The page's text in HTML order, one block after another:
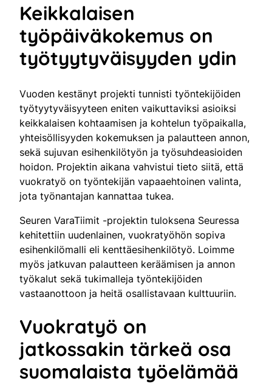
Keikkalaisen
työpäiväkokemus on
työtyytyväisyyden ydin
Vuoden kestänyt projekti tunnisti työntekijöiden
työtyytyväisyyteen eniten vaikuttaviksi asioiksi
keikkalaisen kohtaamisen ja kohtelun työpaikalla,
yhteisöllisyyden kokemuksen ja palautteen annon,
sekä sujuvan esihenkilötyön ja työsuhdeasioiden
hoidon. Projektin aikana vahvistui tieto siitä, että
vuokratyö on työntekijän vapaaehtoinen valinta,
jota työnantajan kannattaa tukea.
Seuren VaraTiimit -projektin tuloksena Seuressa
kehitettiin uudenlainen, vuokratyöhön sopiva
esihenkilömalli eli kenttäesihenkilötyö. Loimme
myös jatkuvan palautteen keräämisen ja annon
työkalut sekä tukimalleja työntekijöiden
vastaanottoon ja heitä osallistavaan kulttuuriin.
Vuokratyö on
jatkossakin tärkeä osa
suomalaista työelämää